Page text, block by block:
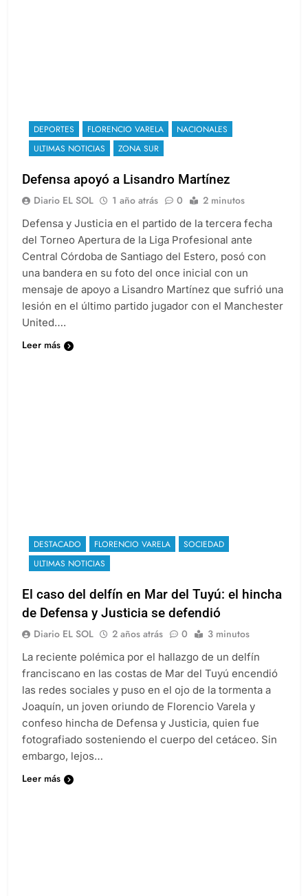
DEPORTES FLORENCIO VARELA
NACIONALES
ULTIMAS NOTICIAS
ZONA SUR
Defensa apoyó a Lisandro Martínez
Diario EL SOL 1 año atrás 0 2 minutos
Defensa y Justicia en el partido de la tercera fecha
del Torneo Apertura de la Liga Profesional ante
Central Córdoba de Santiago del Estero, posó con
una bandera en su foto del once inicial con un
mensaje de apoyo a Lisandro Martínez que sufrió una
lesión en el último partido jugador con el Manchester
United….
Leer más
DESTACADO FLORENCIO VARELA
SOCIEDAD
ULTIMAS NOTICIAS
El caso del delfín en Mar del Tuyú: el hincha
de Defensa y Justicia se defendió
Diario EL SOL 2 años atrás 0 3 minutos
La reciente polémica por el hallazgo de un delfín
franciscano en las costas de Mar del Tuyú encendió
las redes sociales y puso en el ojo de la tormenta a
Joaquín, un joven oriundo de Florencio Varela y
confeso hincha de Defensa y Justicia, quien fue
fotografiado sosteniendo el cuerpo del cetáceo. Sin
embargo, lejos…
Leer más